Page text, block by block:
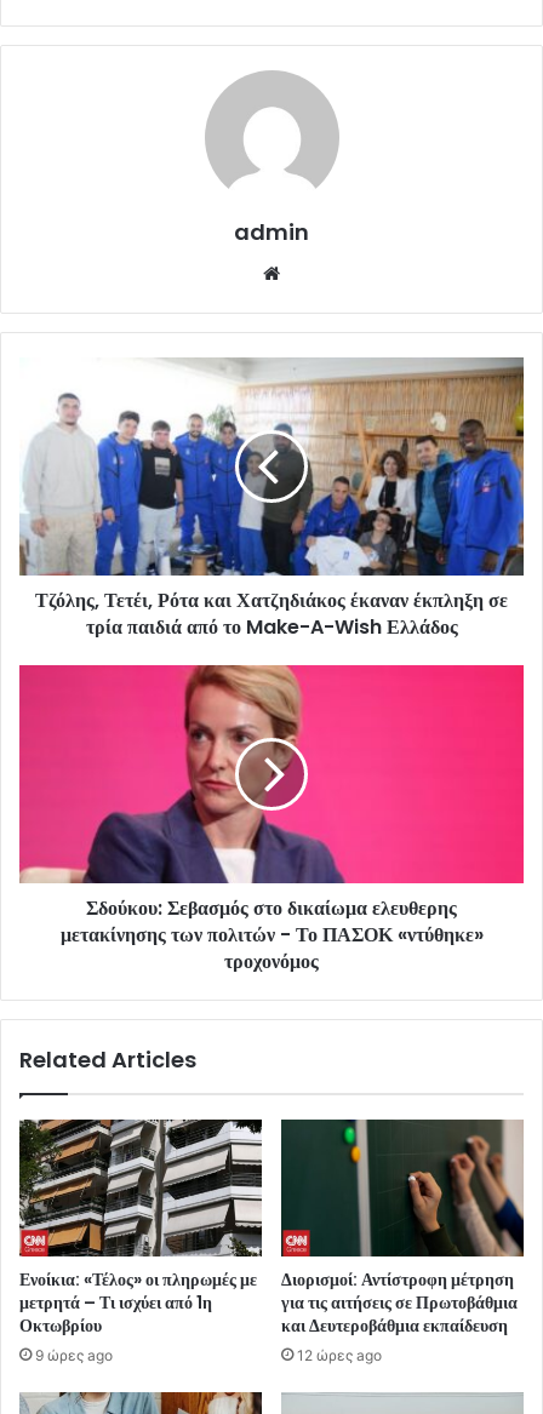
admin
Τζόλης, Τετέι, Ρότα και Χατζηδιάκος έκαναν έκπληξη σε
τρία παιδιά από το Make-A-Wish Ελλάδος
Σδούκου: Σεβασμός στο δικαίωμα ελευθερης
μετακίνησης των πολιτών - Το ΠΑΣΟΚ «ντύθηκε»
τροχονόμος
Related Articles
Ενοίκια: «Τέλος» οι πληρωμές με
μετρητά – Τι ισχύει από 1η
Οκτωβρίου
9 ώρες ago
Διορισμοί: Αντίστροφη μέτρηση
για τις αιτήσεις σε Πρωτοβάθμια
και Δευτεροβάθμια εκπαίδευση
12 ώρες ago